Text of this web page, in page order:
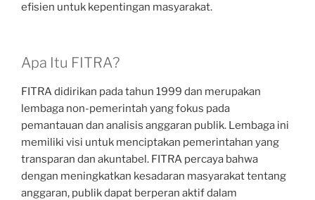
efisien untuk kepentingan masyarakat.
Apa Itu FITRA?
FITRA didirikan pada tahun 1999 dan merupakan
lembaga non-pemerintah yang fokus pada
pemantauan dan analisis anggaran publik. Lembaga ini
memiliki visi untuk menciptakan pemerintahan yang
transparan dan akuntabel. FITRA percaya bahwa
dengan meningkatkan kesadaran masyarakat tentang
anggaran, publik dapat berperan aktif dalam